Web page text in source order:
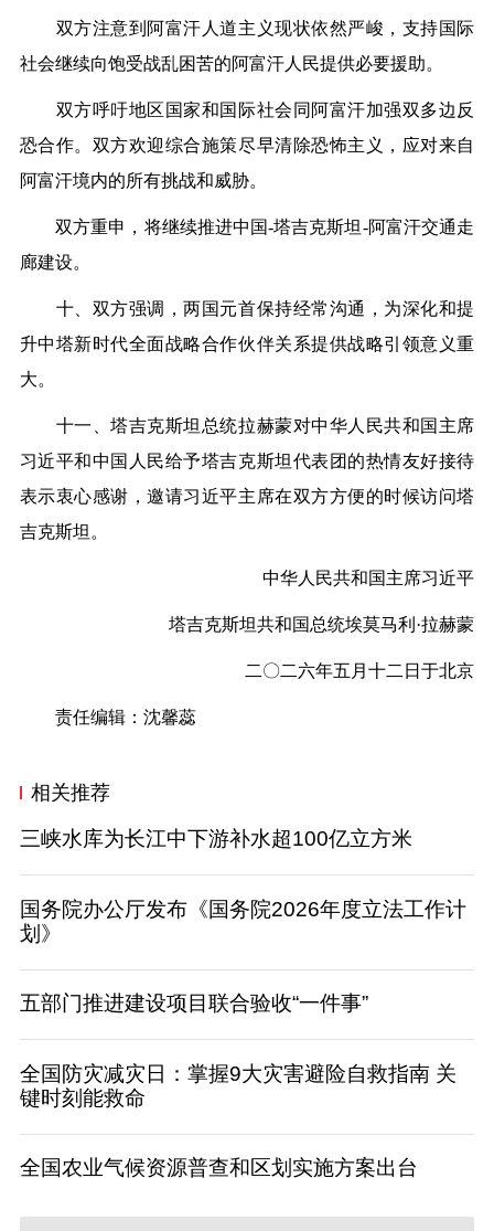
双方注意到阿富汗人道主义现状依然严峻，支持国际
社会继续向饱受战乱困苦的阿富汗人民提供必要援助。
双方呼吁地区国家和国际社会同阿富汗加强双多边反
恐合作。双方欢迎综合施策尽早清除恐怖主义，应对来自
阿富汗境内的所有挑战和威胁。
双方重申，将继续推进中国-塔吉克斯坦-阿富汗交通走
廊建设。
十、双方强调，两国元首保持经常沟通，为深化和提
升中塔新时代全面战略合作伙伴关系提供战略引领意义重
大。
十一、塔吉克斯坦总统拉赫蒙对中华人民共和国主席
习近平和中国人民给予塔吉克斯坦代表团的热情友好接待
表示衷心感谢，邀请习近平主席在双方方便的时候访问塔
吉克斯坦。
中华人民共和国主席习近平
塔吉克斯坦共和国总统埃莫马利·拉赫蒙
二〇二六年五月十二日于北京
责任编辑：沈馨蕊
相关推荐
三峡水库为长江中下游补水超100亿立方米
国务院办公厅发布《国务院2026年度立法工作计
划》
五部门推进建设项目联合验收“一件事”
全国防灾减灾日：掌握9大灾害避险自救指南 关
键时刻能救命
全国农业气候资源普查和区划实施方案出台